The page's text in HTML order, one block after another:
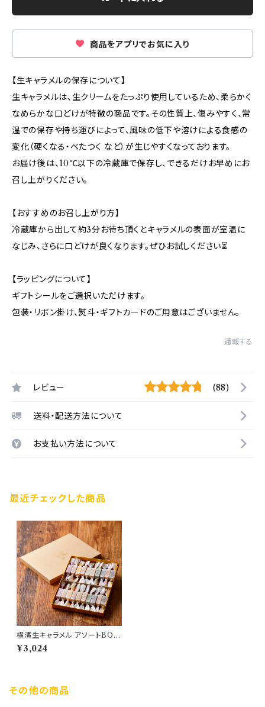
商品をアプリでお気に入り
【生キャラメルの保存について】
生キャラメルは、生クリームをたっぷり使用しているため、柔らかく
なめらかな口どけが特徴の商品です。その性質上、傷みやすく、常
温での保存や持ち運びによって、風味の低下や溶けによる食感の
変化（硬くなる・べたつく など）が生じやすくなっております。
お届け後は、10℃以下の冷蔵庫で保存し、できるだけお早めにお
召し上がりください。
【おすすめのお召し上がり方】
冷蔵庫から出して約3分お待ち頂くとキャラメルの表面が室温に
なじみ、さらに口どけが良くなります。ぜひお試しください⏳
【ラッピングについて】
ギフトシールをご選択いただけます。
包装・リボン掛け、熨斗・ギフトカードのご用意はございません。
通報する
レビュー (88)
送料・配送方法について
お支払い方法について
最近チェックした商品
横濱生キャラメル アソートBOX
(20個) ※要冷蔵
¥3,024
その他の商品